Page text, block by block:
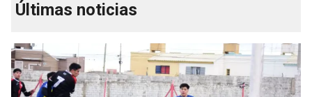
Últimas noticias